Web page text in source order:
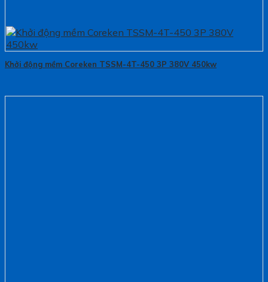
Khởi động mềm Coreken TSSM-4T-450 3P 380V 450kw